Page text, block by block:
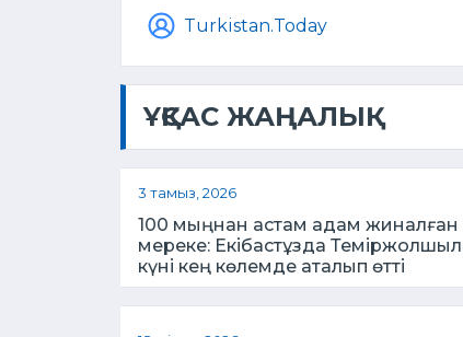
Turkistan.Today
ҰҚСАС ЖАҢАЛЫҚ
3 тамыз, 2026
100 мыңнан астам адам жиналған
мереке: Екібастұзда
күні кең көлемде аталып өтті